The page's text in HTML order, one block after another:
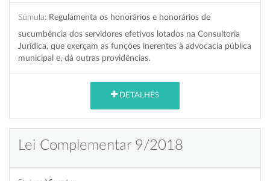
Súmula: Regulamenta os honorários e honorários de
sucumbência dos servidores efetivos lotados na Consultoria
Jurídica, que exerçam as funções inerentes à advocacia pública
municipal e, dá outras providências.
DETALHES
Lei Complementar 9/2018